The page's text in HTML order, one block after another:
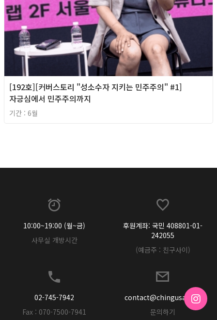
[192호][커버스토리 "성소수자 지키는 민주주의" #1]
자긍심에서 민주주의까지
기간 : 6월